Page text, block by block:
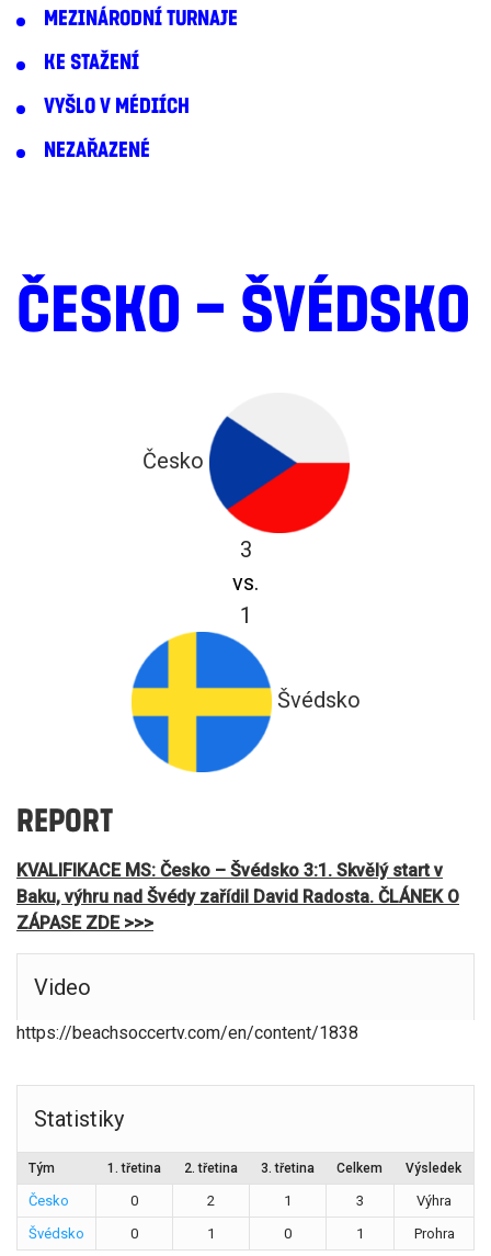
MEZINÁRODNÍ TURNAJE
KE STAŽENÍ
VYŠLO V MÉDIÍCH
NEZAŘAZENÉ
ČESKO – ŠVÉDSKO
Česko
3
vs.
1
Švédsko
REPORT
KVALIFIKACE MS: Česko – Švédsko 3:1. Skvělý start v
Baku, výhru nad Švédy zařídil David Radosta. ČLÁNEK O
ZÁPASE ZDE >>>
Video
https://beachsoccertv.com/en/content/1838
Statistiky
Tým 1. třetina 2. třetina 3. třetina Celkem Výsledek
Česko 0 2 1 3
Výhra
Švédsko
0 1 0 1 Prohra